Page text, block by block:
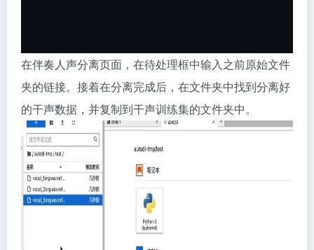
在伴奏人声分离页面，在待处理框中输入之前原始文件
夹的链接。接着在分离完成后，在文件夹中找到分离好
的干声数据，并复制到干声训练集的文件夹中。